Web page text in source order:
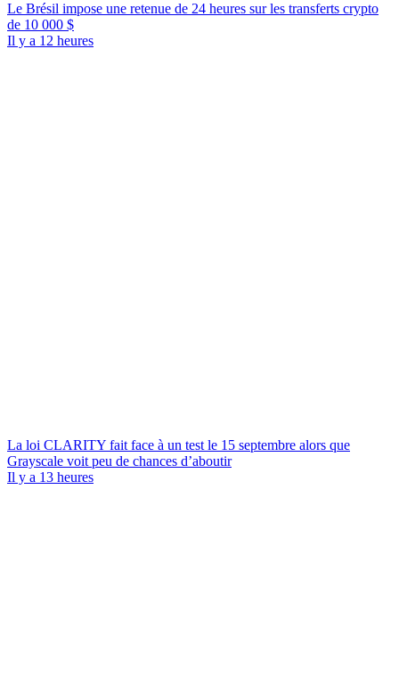
Le Brésil impose une retenue de 24 heures sur les transferts crypto
de 10 000 $
Il y a 12 heures
La loi CLARITY fait face à un test le 15 septembre alors que
Grayscale voit peu de chances d’aboutir
Il y a 13 heures